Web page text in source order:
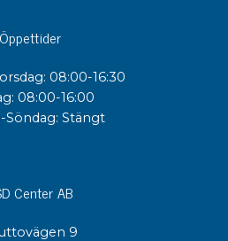
Öppettider
08:00-16:30
08:00-16:00
Söndag: Stängt
Center AB
9